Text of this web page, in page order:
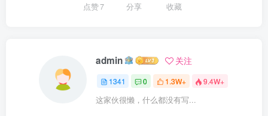
点赞7 分享 收藏
admin 关注
1341 0 1.3W+ 9.4W+
这家伙很懒，什么都没有写...